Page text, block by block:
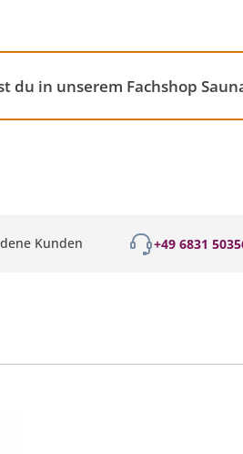
du in unserem Fachshop
Kunden +49 6831